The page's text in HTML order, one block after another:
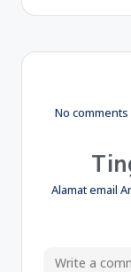
No
Alamat email